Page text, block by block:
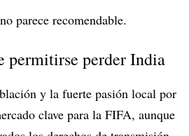
parece recomendable.
permitirse perder India
y la fuerte pasión local por
clave para la FIFA, aunque